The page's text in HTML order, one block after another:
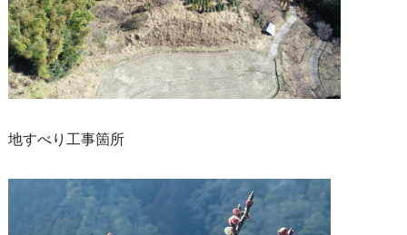
地すべり工事箇所